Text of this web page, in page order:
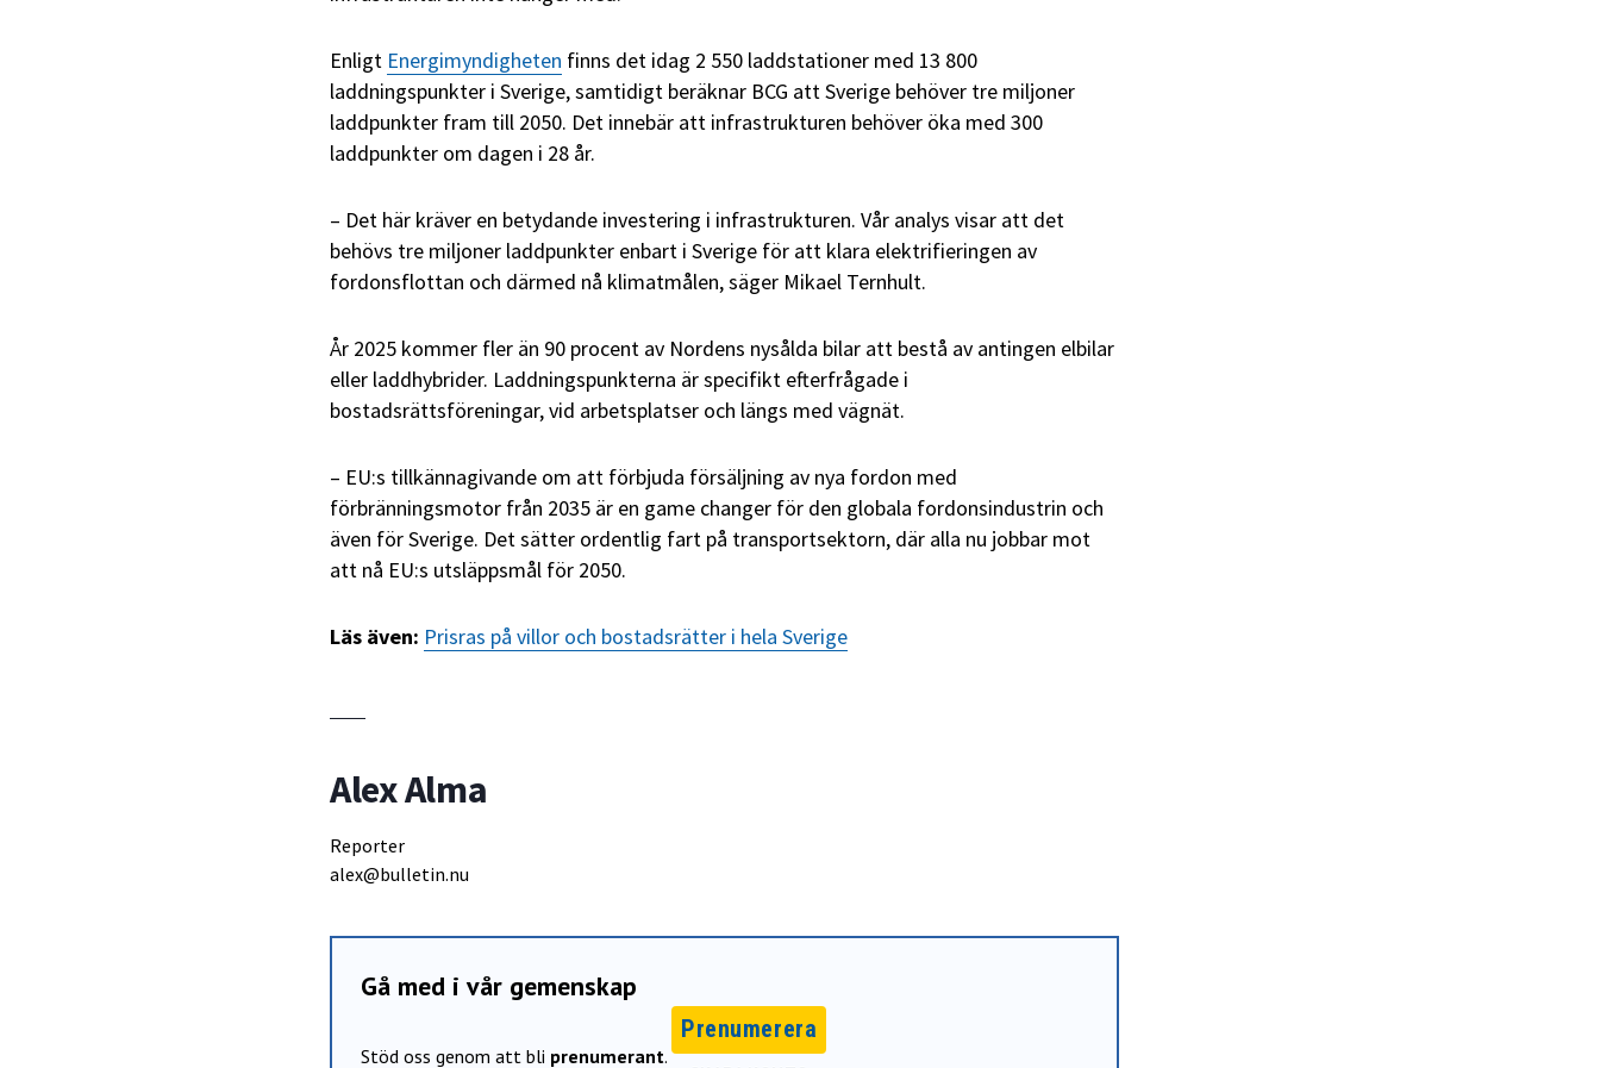
Enligt Energimyndigheten finns det idag 2 550 laddstationer med 13 800
laddningspunkter i Sverige, samtidigt beräknar BCG att Sverige behöver tre miljoner
laddpunkter fram till 2050. Det innebär att infrastrukturen behöver öka med 300
laddpunkter om dagen i 28 år.
– Det här kräver en betydande investering i infrastrukturen. Vår analys visar att det
behövs tre miljoner laddpunkter enbart i Sverige för att klara elektrifieringen av
fordonsflottan och därmed nå klimatmålen, säger Mikael Ternhult.
År 2025 kommer fler än 90 procent av Nordens nysålda bilar att bestå av antingen elbilar
eller laddhybrider. Laddningspunkterna är specifikt efterfrågade i
bostadsrättsföreningar, vid arbetsplatser och längs med vägnät.
– EU:s tillkännagivande om att förbjuda försäljning av nya fordon med
förbränningsmotor från 2035 är en game changer för den globala fordonsindustrin och
även för Sverige. Det sätter ordentlig fart på transportsektorn, där alla nu jobbar mot
att nå EU:s utsläppsmål för 2050.
Läs även: Prisras på villor och bostadsrätter i hela Sverige
Alex Alma
Reporter
alex@bulletin.nu
Gå med i vår gemenskap
Stöd oss genom att bli prenumerant.
Prenumerera